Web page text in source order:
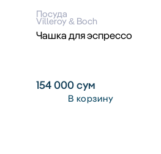
Посуда
Villeroy & Boch
Чашка для эспрессо
154 000сум
В корзину